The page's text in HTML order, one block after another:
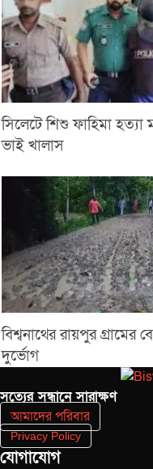
সিলেটে শিশু ফাহিমা
ভাই খালাস
বিশ্বনাথের রায়পুর গ্রামের
দুর্ভোগ
সত‌্যের সন্ধানে সারাক্ষণ
আমাদের পরিবার
Privacy Policy
যোগাযোগ